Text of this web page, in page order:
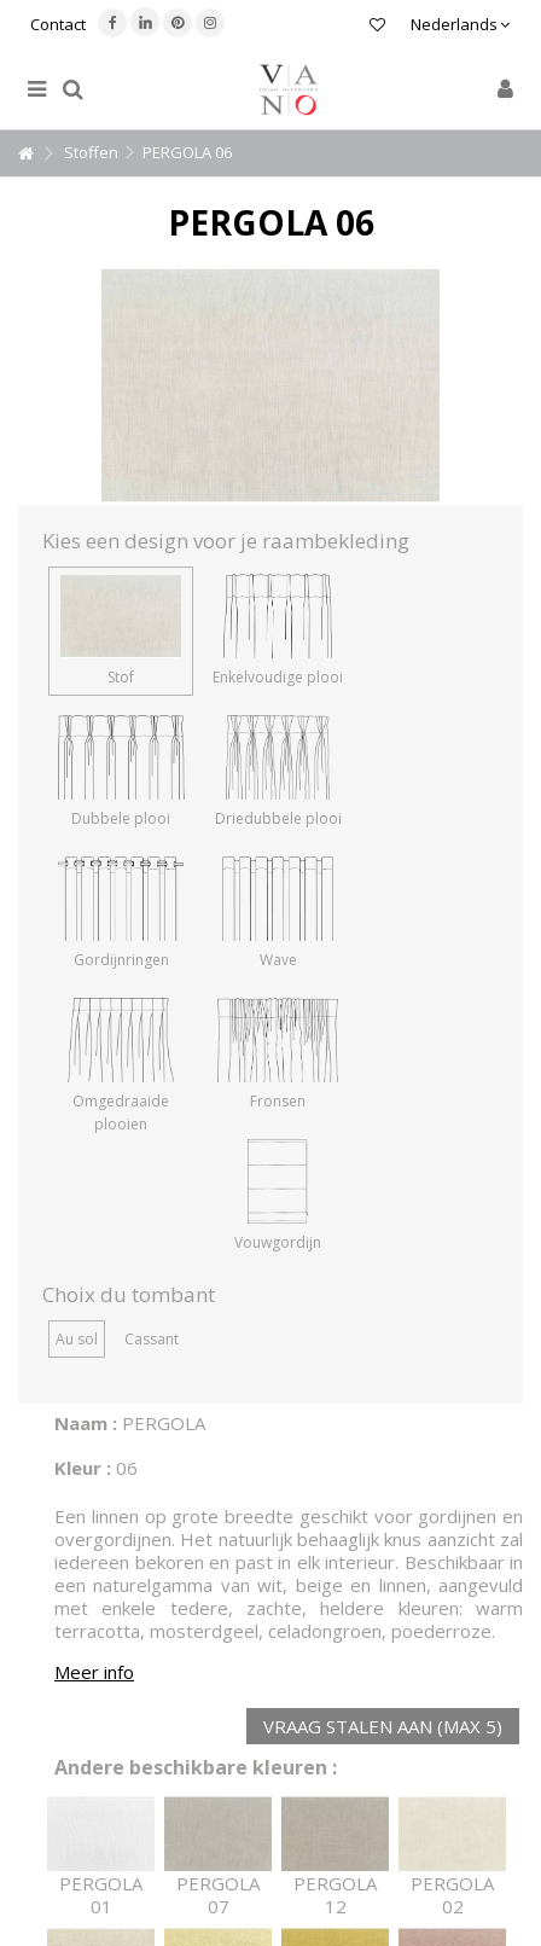
Nederlands
Contact
Stoffen PERGOLA 06
PERGOLA 06
Kies een design voor je raambekleding
Stof Enkelvoudige plooi
Dubbele plooi Driedubbele plooi
Gordijnringen Wave
Omgedraaide
plooien
Fronsen
Vouwgordijn
Choix du tombant
Au sol Cassant
Naam : PERGOLA
Kleur : 06
Een linnen op grote breedte geschikt voor gordijnen en
overgordijnen. Het natuurlijk behaaglijk knus aanzicht zal
iedereen bekoren en past in elk interieur. Beschikbaar in
een naturelgamma van wit, beige en linnen, aangevuld
met enkele tedere, zachte, heldere kleuren: warm
terracotta, mosterdgeel, celadongroen, poederroze.
Meer info
VRAAG STALEN AAN (MAX 5)
Andere beschikbare kleuren :
PERGOLA
01
PERGOLA
07
PERGOLA
12
PERGOLA
02